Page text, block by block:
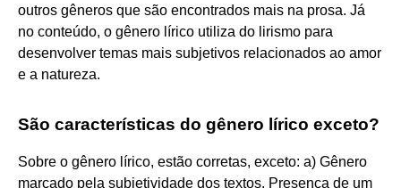
outros gêneros que são encontrados mais na prosa. Já
no conteúdo, o gênero lírico utiliza do lirismo para
desenvolver temas mais subjetivos relacionados ao amor
e a natureza.
São características do gênero lírico exceto?
Sobre o gênero lírico, estão corretas, exceto: a) Gênero
marcado pela subjetividade dos textos. Presença de um